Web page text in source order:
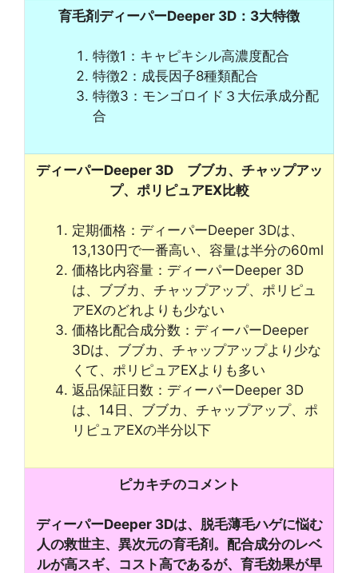
育毛剤ディーパーDeeper 3D：3大特徴
特徴1：キャピキシル高濃度配合
特徴2：成長因子8種類配合
特徴3：モンゴロイド３大伝承成分配
合
ディーパーDeeper 3D ブブカ、チャップアッ
プ、ポリピュアEX比較
定期価格：ディーパーDeeper 3Dは、
13,130円で一番高い、容量は半分の60ml
価格比内容量：ディーパーDeeper 3D
は、ブブカ、チャップアップ、ポリピュ
アEXのどれよりも少ない
価格比配合成分数：ディーパーDeeper
3Dは、ブブカ、チャップアップより少な
くて、ポリピュアEXよりも多い
返品保証日数：ディーパーDeeper 3D
は、14日、ブブカ、チャップアップ、ポ
リピュアEXの半分以下
ピカキチのコメント
ディーパーDeeper 3Dは、脱毛薄毛ハゲに悩む
人の救世主、異次元の育毛剤。配合成分のレベ
ルが高スギ、コスト高であるが、育毛効果が早